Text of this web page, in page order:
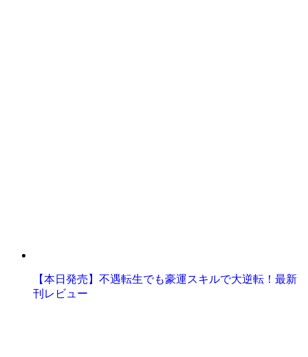
【本日発売】不遇転生でも豪運スキルで大逆転！最新
刊レビュー